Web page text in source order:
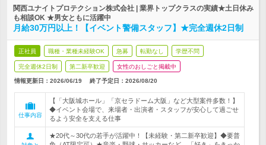
関西ユナイトプロテクション株式会社 | 業界トップクラスの実績★土日休み
も相談OK ★男女ともに活躍中
月給30万円以上！【イベント警備スタッフ】★完全週休2日制
正社員 職種・業種未経験OK 急募 転勤なし 学歴不問
完全週休2日制 第二新卒歓迎 女性のおしごと掲載中
情報更新日：2026/06/19 終了予定日： 2026/08/20
仕事内容
【「大阪城ホール」「京セラドーム大阪」など大型案件多数！】
◆イベント会場で、来場者・出演者・スタッフが安心して過ごせ
るよう安全を支える仕事
★20代～30代の若手が活躍中！【未経験・第二新卒歓迎】◆要普